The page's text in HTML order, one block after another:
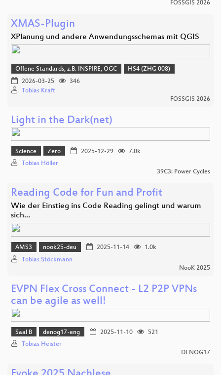
FOSSGIS 2026
XMAS-Plugin
XPlanung und andere Anwendungsschemas mit QGIS
Offene Standards, z.B. INSPIRE, OGC
HS4 (ZHG 008)
2026-03-25
346
Tobias Kraft
FOSSGIS 2026
Light in the Dark(net)
Science Zero 2025-12-29
7.0k
Tobias Höller
39C3: Power Cycles
Reading Code for Fun and Profit
Wie der Einstieg ins Code Reading gelingt und warum
sich…
AMS3 nook25-deu 2025-11-14
1.0k
Tobias Stöckmann
NooK 2025
EVPN Flex Cross Connect - L2 P2P VPNs
can be agile as well!
Saal B denog17-eng 2025-11-10
521
Tobias Heister
DENOG17